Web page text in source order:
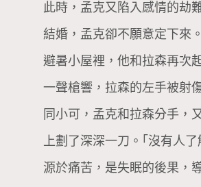
此時，孟克又陷入感情的劫
結婚，孟克卻不願意定下來
避暑小屋裡，他和拉森再次
一聲槍響，拉森的左手被射
同小可，孟克和拉森分手，
上劃了深深一刀。｢沒有人
源於痛苦，是失眠的後果，